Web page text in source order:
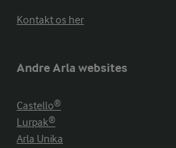
Kontakt os her
Andre Arla websites
Castello®
Lurpak®
Arla Unika